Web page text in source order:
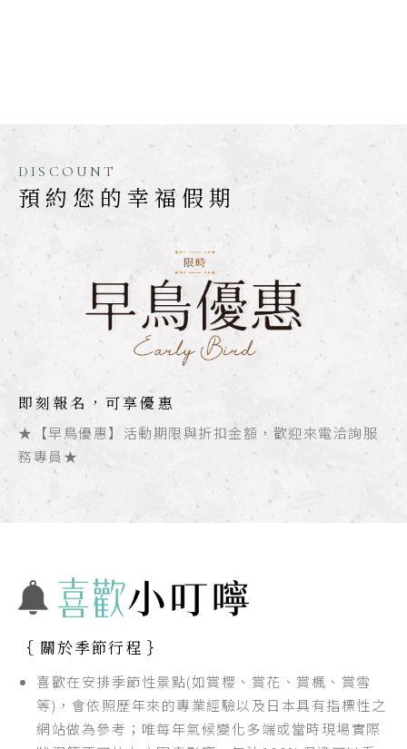
DISCOUNT
預約您的幸福假期
即刻報名，可享優惠
★【早鳥優惠】活動期限與折扣金額，歡迎來電洽詢服
務專員★
｛ 關於季節行程 ｝
喜歡在安排季節性景點(如賞櫻、賞花、賞楓、賞雪
等)，會依照歷年來的專業經驗以及日本具有指標性之
網站做為參考；唯每年氣候變化多端或當時現場實際